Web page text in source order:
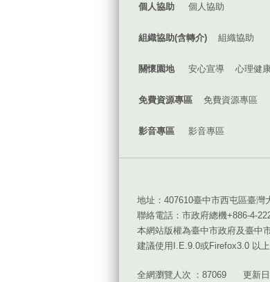
個人協助 個人協助
組織協助(含轉介) 組織協助
關懷園地 安心宣導 心理健
免費資源專區 免費資源專區
影音專區 影音專區
地址：407610臺中市西屯區臺灣
聯絡電話：市政府總機+886-4-
本網站版權為臺中市政府及臺中
建議使用I.E.9.0或Firefox3.0 以
全網瀏覽人次 87069 更新